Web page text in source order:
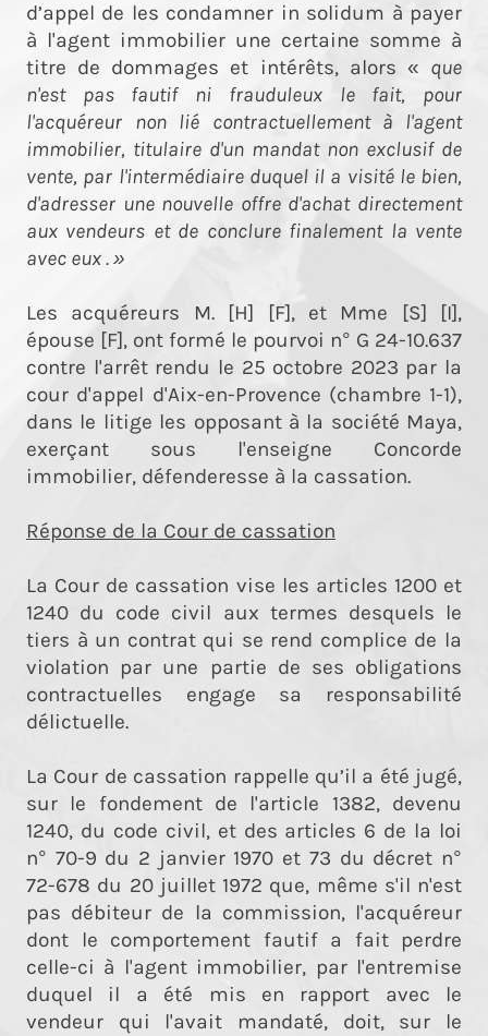
d’appel de les condamner in solidum à payer
à l'agent immobilier une certaine somme à
titre de dommages et intérêts, alors « que
n'est pas fautif ni frauduleux le fait, pour
l'acquéreur non lié contractuellement à l'agent
immobilier, titulaire d'un mandat non exclusif de
vente, par l'intermédiaire duquel il a visité le bien,
d'adresser une nouvelle offre d'achat directement
aux vendeurs et de conclure finalement la vente
avec eux . »
Les acquéreurs M. [H] [F], et Mme [S] [I],
épouse [F], ont formé le pourvoi n° G 24-10.637
contre l'arrêt rendu le 25 octobre 2023 par la
cour d'appel d'Aix-en-Provence (chambre 1-1),
dans le litige les opposant à la société Maya,
exerçant sous l'enseigne Concorde
immobilier, défenderesse à la cassation.
Réponse de la Cour de cassation
La Cour de cassation vise les articles 1200 et
1240 du code civil aux termes desquels le
tiers à un contrat qui se rend complice de la
violation par une partie de ses obligations
contractuelles engage sa responsabilité
délictuelle.
La Cour de cassation rappelle qu’il a été jugé,
sur le fondement de l'article 1382, devenu
1240, du code civil, et des articles 6 de la loi
n° 70-9 du 2 janvier 1970 et 73 du décret n°
72-678 du 20 juillet 1972 que, même s'il n'est
pas débiteur de la commission, l'acquéreur
dont le comportement fautif a fait perdre
celle-ci à l'agent immobilier, par l'entremise
duquel il a été mis en rapport avec le
vendeur qui l'avait mandaté, doit, sur le